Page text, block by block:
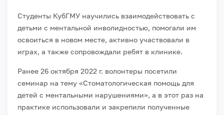
Студенты КубГМУ научились взаимодействовать с
детьми с ментальной инволидностью, помогали им
освоиться в новом месте, активно участвовали в
играх, а также сопровождали ребят в клинике.
Ранее 26 октября 2022 г. волонтеры посетили
семинар на тему «Стоматологическая помощь для
детей с ментальными нарушениями», а в этот раз на
практике использовали и закрепили полученные